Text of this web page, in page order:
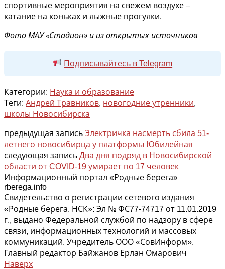
спортивные мероприятия на свежем воздухе –
катание на коньках и лыжные прогулки.
Фото МАУ «Стадион» и из открытых источников
Подписывайтесь в Telegram
Категории: Наука и образование
Теги: Андрей Травников, новогодние утренники,
школы Новосибирска
предыдущая запись Электричка насмерть сбила 51-
летнего новосибирца у платформы Юбилейная
следующая запись Два дня подряд в Новосибирской
области от COVID-19 умирает по 17 человек
Информационный портал «Родные берега»
rberega.info
Свидетельство о регистрации сетевого издания
«Родные берега. НСК»: Эл № ФС77-74717 от 11.01.2019
г., выдано Федеральной службой по надзору в сфере
связи, информационных технологий и массовых
коммуникаций. Учредитель ООО «СовИнформ».
Главный редактор Байжанов Ерлан Омарович
Наверх